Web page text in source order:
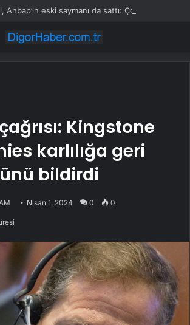
Kingstone
karlılığa geri
bildirdi
Nisan 1, 2024 0 0